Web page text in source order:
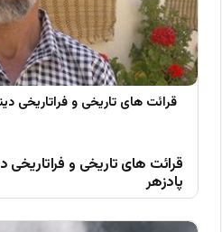
قرائت های تاریخی و فراتاریخی
پادزهر